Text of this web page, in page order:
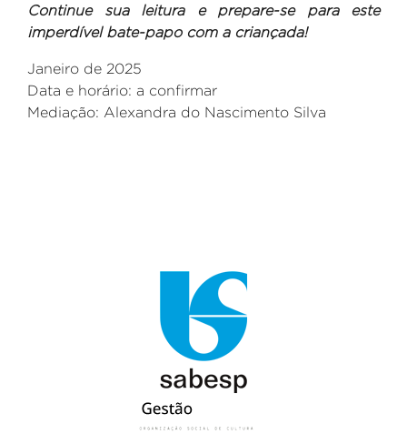
Continue sua leitura e prepare-se para este
imperdível bate-papo com a criançada!
Janeiro de 2025
Data e horário: a confirmar
Mediação: Alexandra do Nascimento Silva